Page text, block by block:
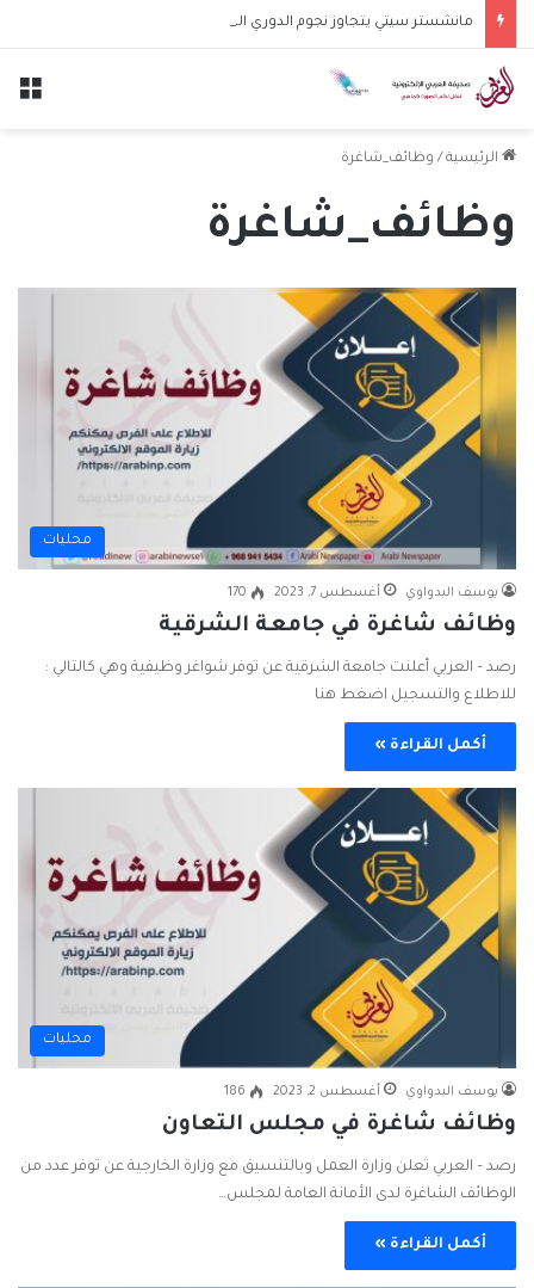
الرئيسية / وظائف_شاغرة
وظائف_شاغرة
محليات
يوسف البدواوي أغسطس 7, 2023 170
وظائف شاغرة في جامعة الشرقية
رصد – العربي أعلنت جامعة الشرقية عن توفر شواغر وظيفية وهي كالتالي :
للاطلاع والتسجيل اضغط هنا
أكمل القراءة »
محليات
يوسف البدواوي أغسطس 2, 2023 186
وظائف شاغرة في مجلس التعاون
رصد – العربي تعلن وزارة العمل وبالتنسيق مع وزارة الخارجية عن توفر عدد من
الوظائف الشاغرة لدى الأمانة العامة لمجلس…
أكمل القراءة »